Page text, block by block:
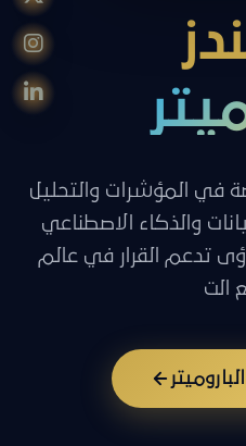
في المؤشرات والتحليل
والذكاء الاصطناعي
تدعم القرار في عالم
الت